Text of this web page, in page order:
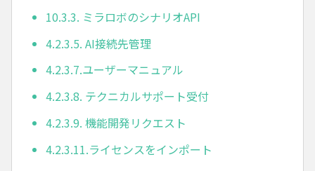
10.3.3. ミラロボのシナリオAPI
4.2.3.5. AI接続先管理
4.2.3.7.ユーザーマニュアル
4.2.3.8. テクニカルサポート受付
4.2.3.9. 機能開発リクエスト
4.2.3.11.ライセンスをインポート